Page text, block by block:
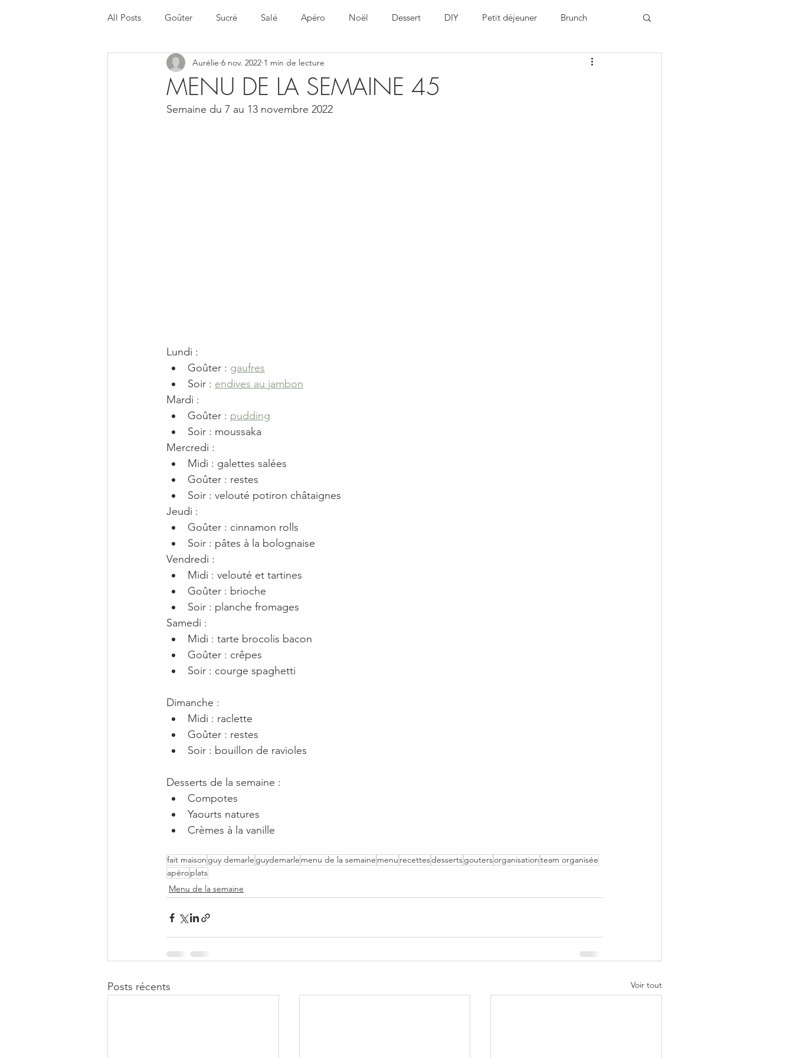
All Posts Goûter Sucré Salé Apéro Noël Dessert DIY Petit déjeuner Brunch
Halloween Menu de la semaine Healthy
MENU DE LA SEMAINE 45
Aurélie 6 nov. 2022 1 min de lecture
Semaine du 7 au 13 novembre 2022
Lundi :
Goûter : gaufres
Soir : endives au jambon
Mardi :
Goûter : pudding
Soir : moussaka
Mercredi :
Midi : galettes salées
Goûter : restes
Soir : velouté potiron châtaignes
Jeudi :
Goûter : cinnamon rolls
Soir : pâtes à la bolognaise
Vendredi :
Midi : velouté et tartines
Goûter : brioche
Soir : planche fromages
Samedi :
Midi : tarte brocolis bacon
Soir : courge spaghetti
Dimanche :
Midi : raclette
Goûter : restes
Soir : bouillon de ravioles
Desserts de la semaine :
Compotes
Yaourts natures
Crèmes à la vanille
fait maison guy demarle guydemarle menu de la semaine menu recettesdessertsgoutersorganisationteam organisée
apéroplats
Menu de la semaine
Posts récents Voir tout